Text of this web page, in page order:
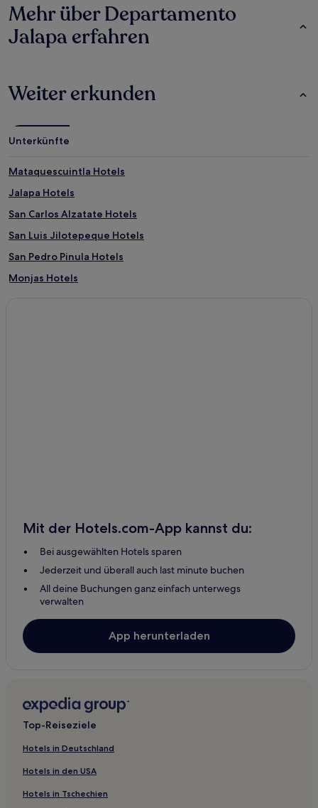
Mehr über Departamento
Jalapa erfahren
Weiter erkunden
Unterkünfte
Mataquescuintla Hotels
Jalapa Hotels
San Carlos Alzatate Hotels
San Luis Jilotepeque Hotels
San Pedro Pinula Hotels
Monjas Hotels
Mit der Hotels.com-App kannst du:
Bei ausgewählten Hotels sparen
Jederzeit und überall auch last minute buchen
All deine Buchungen ganz einfach unterwegs
verwalten
App herunterladen
Top-Reiseziele
Hotels in Deutschland
Hotels in den USA
Hotels in Tschechien